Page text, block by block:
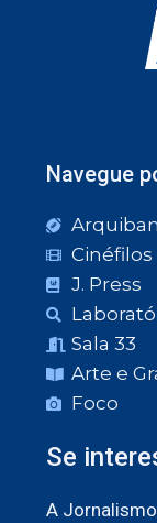
Navegue
Cinéfilos
J. Press
Sala 33
Arte e
Foco
Se
A